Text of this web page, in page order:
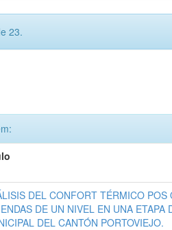
23.
DEL CONFORT TÉRMICO POS
DE UN NIVEL EN UNA ETAPA
DEL CANTÓN PORTOVIEJO.